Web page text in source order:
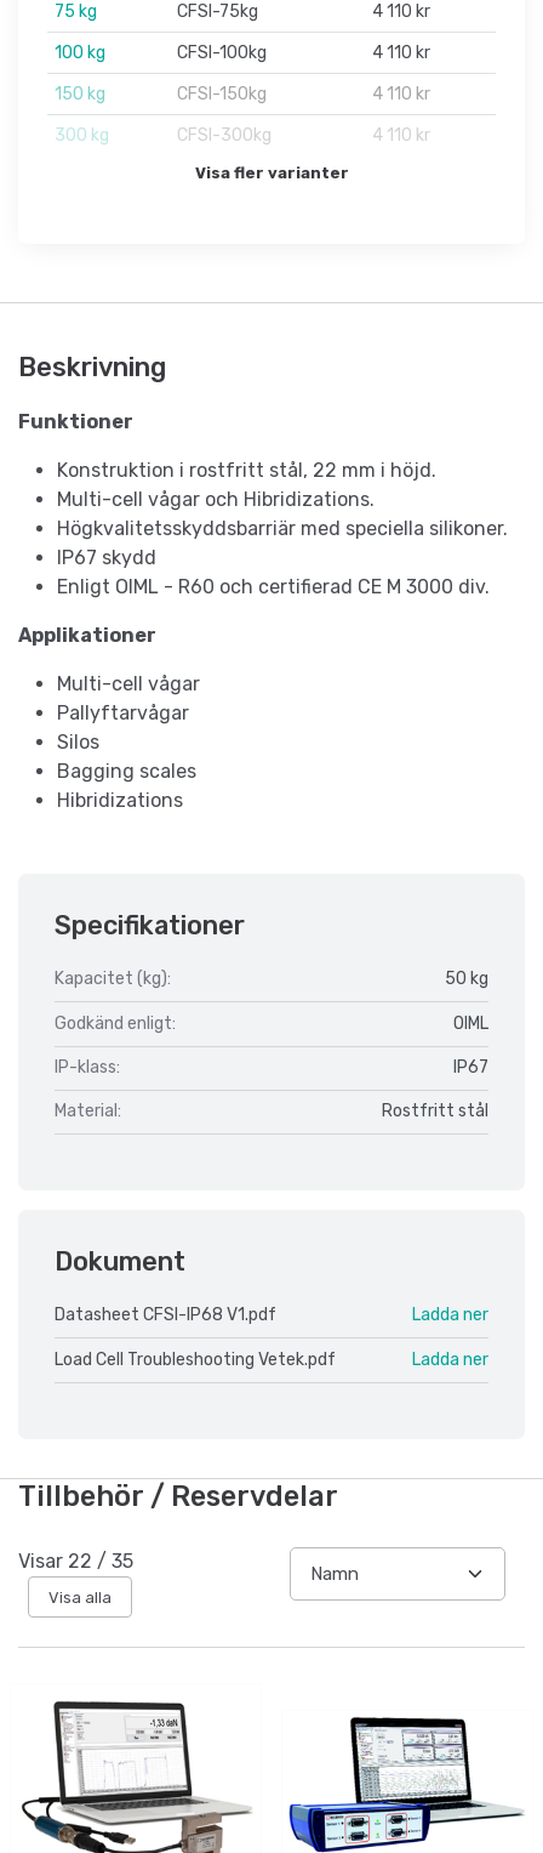
75 kg
CFSI-75kg
4 110 kr
100 kg
CFSI-100kg
4 110 kr
150 kg
CFSI-150kg
4 110 kr
300 kg
CFSI-300kg 4 110 kr
Visa fler varianter
Beskrivning
Funktioner
Konstruktion i rostfritt stål, 22 mm i höjd.
Multi-cell vågar och Hibridizations.
Högkvalitetsskyddsbarriär med speciella silikoner.
IP67 skydd
Enligt OIML - R60 och certifierad CE M 3000 div.
Applikationer
Multi-cell vågar
Pallyftarvågar
Silos
Bagging scales
Hibridizations
Specifikationer
Kapacitet (kg): 50 kg
Godkänd enligt: OIML
IP-klass: IP67
Material: Rostfritt stål
Dokument
Datasheet CFSI-IP68 V1.pdf Ladda ner
Load Cell Troubleshooting Vetek.pdf Ladda ner
Tillbehör / Reservdelar
Visar 22 / 35
Visa alla